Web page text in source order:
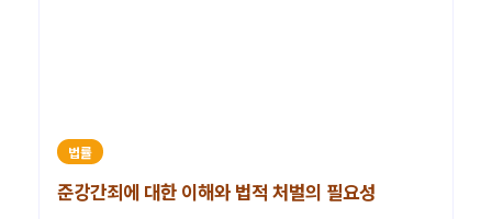
법률
준강간죄에 대한 이해와 법적 처벌의 필요성